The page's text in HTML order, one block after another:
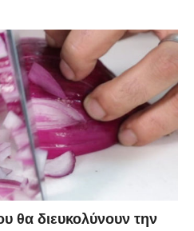
θα διευκολύνουν την